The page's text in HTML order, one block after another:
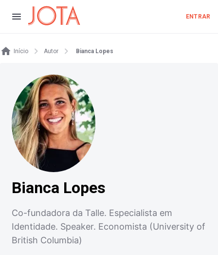
ENTRAR
Início Autor Bianca Lopes
Bianca Lopes
Co-fundadora da Talle. Especialista em
Identidade. Speaker. Economista (University of
British Columbia)